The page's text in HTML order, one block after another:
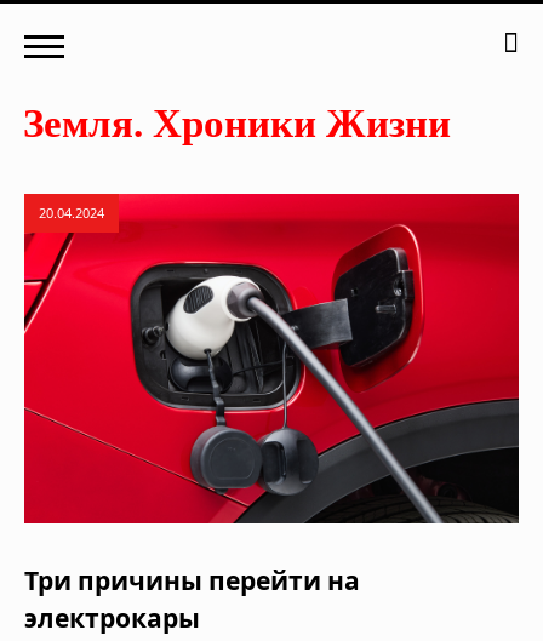
20.04.2024
Три причины перейти на
электрокары